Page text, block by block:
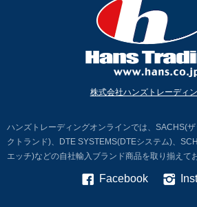
株式会社ハンズトレーディ
ハンズトレーディングオンラインでは、SACHS(
クトランド)、DTE SYSTEMS(DTEシステム)、
エッチ)などの自社輸入ブランド商品を取り揃えて
Facebook